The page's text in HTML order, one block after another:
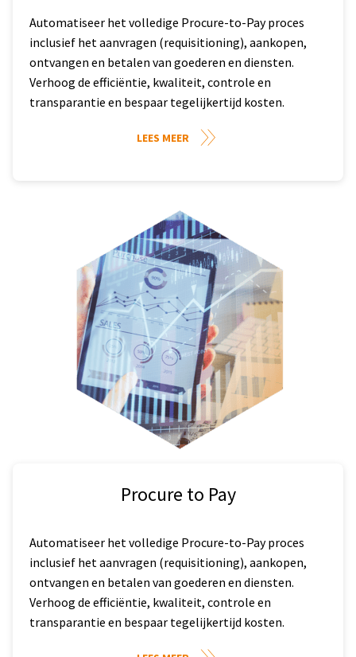
Automatiseer het volledige Procure-to-Pay proces
inclusief het aanvragen (requisitioning), aankopen,
ontvangen en betalen van goederen en diensten.
Verhoog de efficiëntie, kwaliteit, controle en
transparantie en bespaar tegelijkertijd kosten.
LEES MEER
Procure to Pay
Automatiseer het volledige Procure-to-Pay proces
inclusief het aanvragen (requisitioning), aankopen,
ontvangen en betalen van goederen en diensten.
Verhoog de efficiëntie, kwaliteit, controle en
transparantie en bespaar tegelijkertijd kosten.